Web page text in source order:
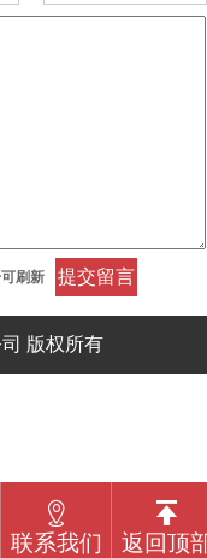
提交留言
版权所有
联系我们 返回顶